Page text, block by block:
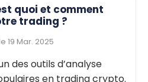
quoi et comment
trading ?
19 Mar. 2025
des outils d’analyse
en trading crypto.